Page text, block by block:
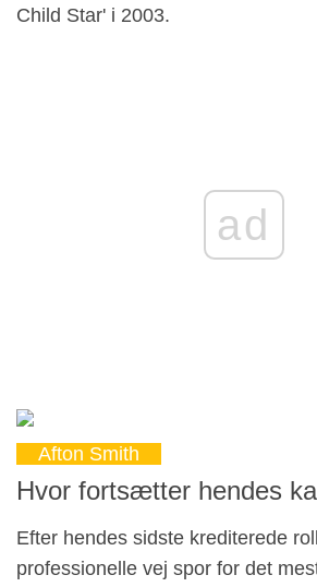
Child Star' i 2003.
ad
Afton Smith
Hvor fortsætter hendes
Efter hendes sidste krediterede
professionelle vej spor for det